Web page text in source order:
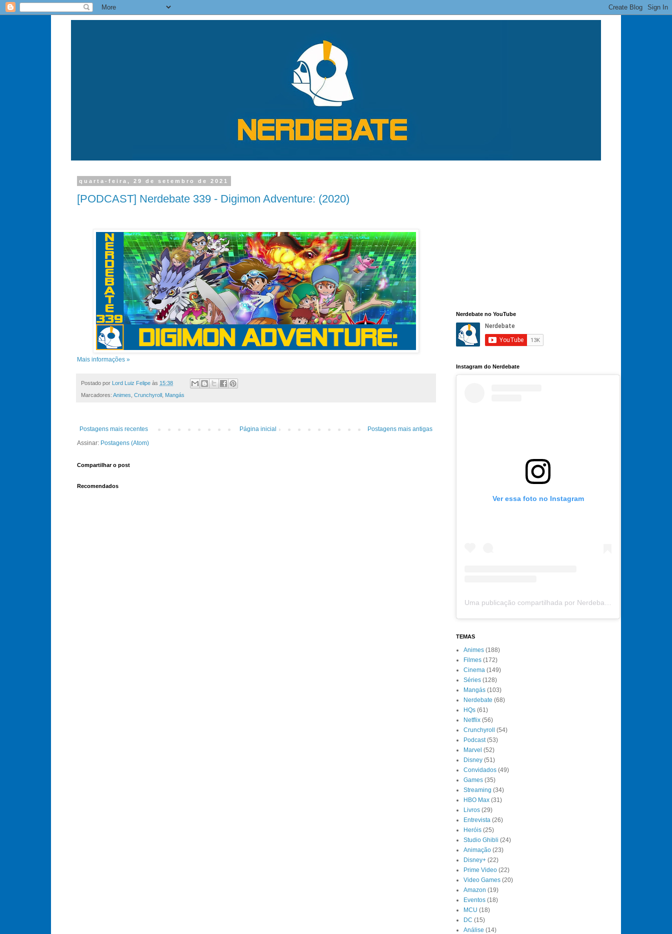
quarta-feira, 29 de setembro de 2021
[PODCAST] Nerdebate 339 - Digimon Adventure: (2020)
Mais informações »
Postado por Lord Luiz Felipe às 15:38
Marcadores: Animes Crunchyroll Mangás
Postagens mais recentes Postagens mais antigas
Página inicial
Assinar: Postagens (Atom)
Compartilhar o post
Recomendados
Nerdebate no YouTube
Instagram do Nerdebate
Ver essa foto no Instagram
TEMAS
Animes (188)
Filmes (172)
Cinema (149)
Séries (128)
Mangás (103)
Nerdebate (68)
HQs (61)
Netflix (56)
Crunchyroll (54)
Podcast (53)
Marvel (52)
Disney (51)
Convidados (49)
Games (35)
Streaming (34)
HBO Max (31)
Livros (29)
Entrevista (26)
Heróis (25)
Studio Ghibli (24)
Animação (23)
Disney+ (22)
Prime Video (22)
Video Games (20)
Amazon (19)
Eventos (18)
MCU (18)
DC (15)
Análise (14)